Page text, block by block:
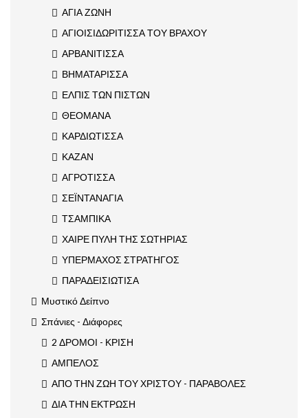
ΑΓΙΑ ΖΩΝΗ
ΑΓΙΟΙΣΙΔΩΡΙΤΙΣΣΑ ΤΟΥ ΒΡΑΧΟΥ
ΑΡΒΑΝΙΤΙΣΣΑ
ΒΗΜΑΤΑΡΙΣΣΑ
ΕΛΠΙΣ ΤΩΝ ΠΙΣΤΩΝ
ΘΕΟΜΑΝΑ
ΚΑΡΔΙΩΤΙΣΣΑ
ΚΑΖΑΝ
ΑΓΡΟΤΙΣΣΑ
ΣΕΪΝΤΑΝΑΓΙΑ
ΤΣΑΜΠΙΚΑ
ΧΑΙΡΕ ΠΥΛΗ ΤΗΣ ΣΩΤΗΡΙΑΣ
ΥΠΕΡΜΑΧΟΣ ΣΤΡΑΤΗΓΟΣ
ΠΑΡΑΔΕΙΣΙΩΤΙΣΑ
Μυστικό Δείπνο
Σπάνιες - Διάφορες
2 ΔΡΟΜΟΙ - ΚΡΙΣΗ
ΑΜΠΕΛΟΣ
ΑΠΟ ΤΗΝ ΖΩΗ ΤΟΥ ΧΡΙΣΤΟΥ - ΠΑΡΑΒΟΛΕΣ
ΔΙΑ ΤΗΝ ΕΚΤΡΩΣΗ